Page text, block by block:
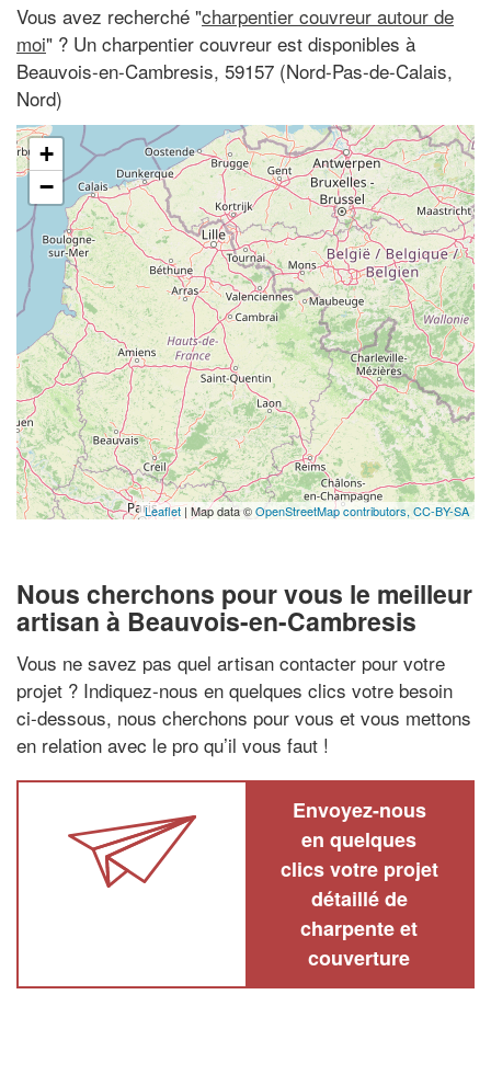
Vous avez recherché "charpentier couvreur autour de
moi" ? Un charpentier couvreur est disponibles à
Beauvois-en-Cambresis, 59157 (Nord-Pas-de-Calais,
Nord)
+
−
Leaflet| Map data ©OpenStreetMap contributors, CC-BY-SA
Nous cherchons pour vous le meilleur
artisan à Beauvois-en-Cambresis
Vous ne savez pas quel artisan contacter pour votre
projet ? Indiquez-nous en quelques clics votre besoin
ci-dessous, nous cherchons pour vous et vous mettons
en relation avec le pro qu’il vous faut !
Envoyez-nous
en quelques
clics votre projet
détaillé de
charpente et
couverture